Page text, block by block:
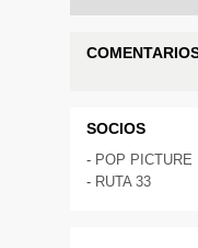
SOCIOS
- POP PICTURE
- RUTA 33